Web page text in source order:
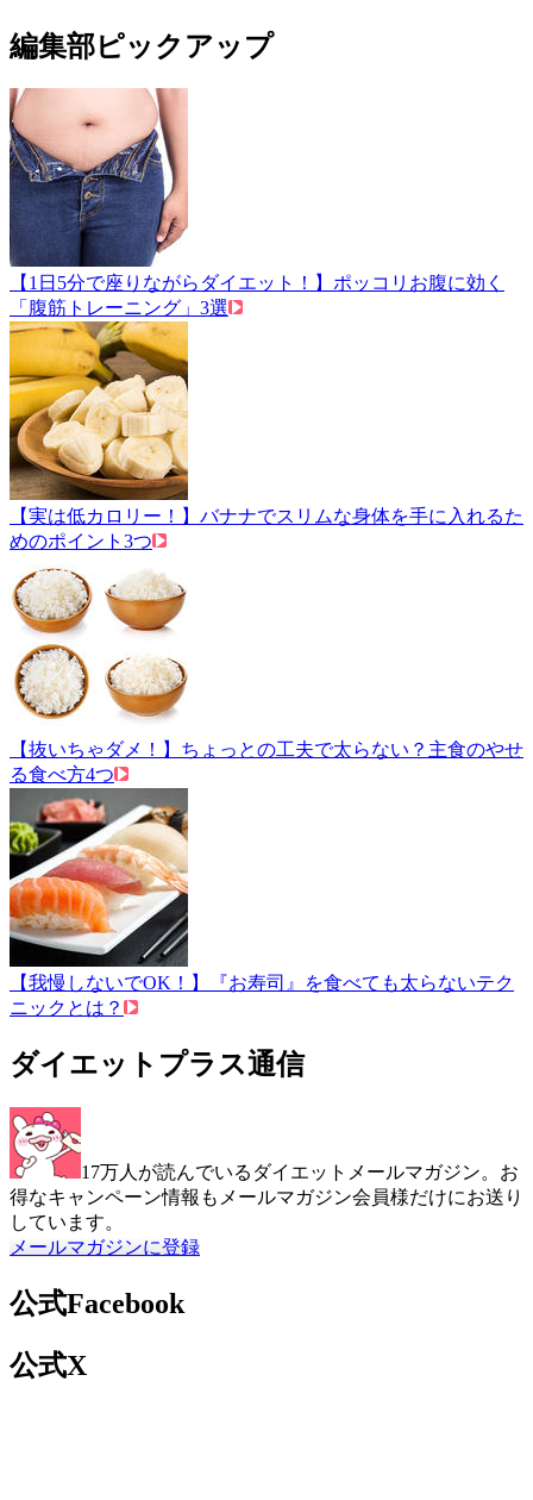
編集部ピックアップ
【1日5分で座りながらダイエット！】ポッコリお腹に効く
「腹筋トレーニング」3選
【実は低カロリー！】バナナでスリムな身体を手に入れるた
めのポイント3つ
【抜いちゃダメ！】ちょっとの工夫で太らない？主食のやせ
る食べ方4つ
【我慢しないでOK！】『お寿司』を食べても太らないテク
ニックとは？
ダイエットプラス通信
17万人が読んでいるダイエットメールマガジン。お
得なキャンペーン情報もメールマガジン会員様だけにお送り
しています。
メールマガジンに登録
公式Facebook
公式X